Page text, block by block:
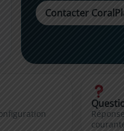
Contacter